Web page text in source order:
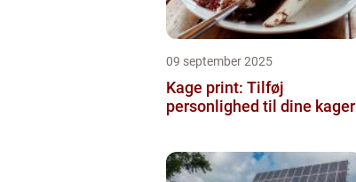
09 september 2025
Kage print: Tilføj
personlighed til dine kager